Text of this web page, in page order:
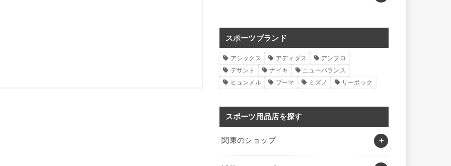
スポーツブランド
アシックス アディダス
アンブロ
デサント
ナイキ
ニューバランス
ヒュンメル
プーマ ミズノ リーボック
スポーツ用品店を探す
関東のショップ